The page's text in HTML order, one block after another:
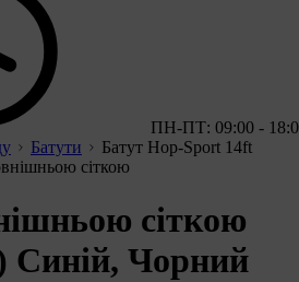
ПН-ПТ: 09:00 -
Батути
Батут Hop-Sport 14ft
сіткою
сіткою
Синій, Чорний